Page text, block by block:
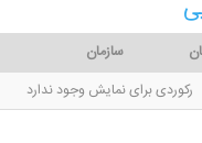
سازمان
رکوردی برای نمایش وجود ندارد